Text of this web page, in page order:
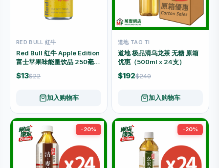
RED BULL 紅牛
Red Bull 红牛 Apple Edition
富士苹果味能量饮品 250毫升
罐装
$13$22
加入购物车
道地 TAO TI
道地 极品清乌龙茶 无糖 原箱
优惠（500ml x 24支）
$192$240
加入购物车
-20% -20%